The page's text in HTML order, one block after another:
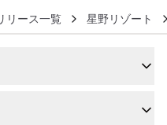
リース一覧 星野リゾート